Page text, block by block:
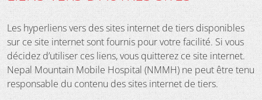
Les hyperliens vers des sites internet de tiers disponibles
sur ce site internet sont fournis pour votre facilité. Si vous
décidez d’utiliser ces liens, vous quitterez ce site internet.
Nepal Mountain Mobile Hospital (NMMH) ne peut être tenu
responsable du contenu des sites internet de tiers.